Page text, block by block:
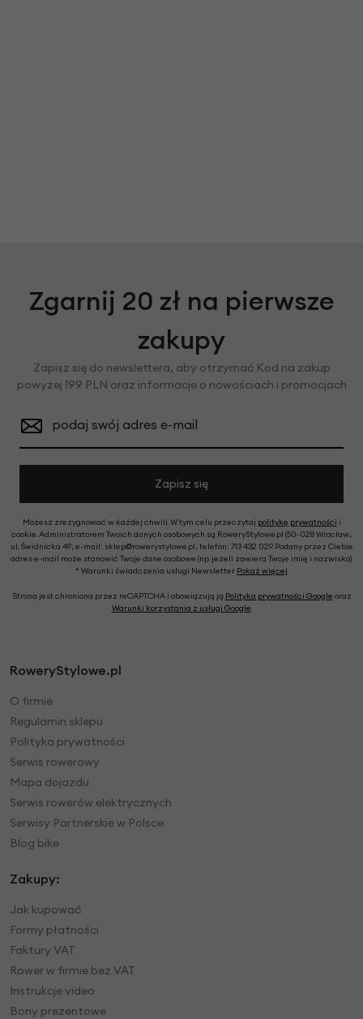
Zgarnij 20 zł na pierwsze
zakupy
Zapisz się do newslettera, aby otrzymać Kod na zakup
powyżej 199 PLN oraz informacje o nowościach i promocjach
podaj swój adres e-mail
Zapisz się
Możesz zrezygnować w każdej chwili. W tym celu przeczytaj politykę prywatności i
cookie. Administratorem Twoich danych osobowych są RoweryStylowe.pl (50-028 Wrocław,
ul. Świdnicka 49; e-mail: sklep@rowerystylowe.pl, telefon: 713 432 029. Podany przez Ciebie
adres e-mail może stanowić Twoje dane osobowe (np. jeżeli zawiera Twoje imię i nazwisko).
* Warunki świadczenia usługi Newsletter Pokaż więcej
Strona jest chroniona przez reCAPTCHA i obowiązują ją Polityka prywatności Google oraz
Warunki korzystania z usługi Google.
RoweryStylowe.pl
O firmie
Regulamin sklepu
Polityka prywatności
Serwis rowerowy
Mapa dojazdu
Serwis rowerów elektrycznych
Serwisy Partnerskie w Polsce
Blog bike
Zakupy:
Jak kupować
Formy płatności
Faktury VAT
Rower w firmie bez VAT
Instrukcje video
Bony prezentowe